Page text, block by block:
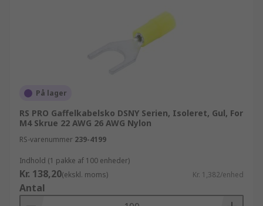
På lager
RS PRO Gaffelkabelsko DSNY Serien, Isoleret, Gul, For
M4 Skrue 22 AWG 26 AWG Nylon
RS-varenummer 239-4199
Indhold (1 pakke af 100 enheder)
Kr. 138,20(ekskl. moms) Kr. 1,382/enhed
Antal